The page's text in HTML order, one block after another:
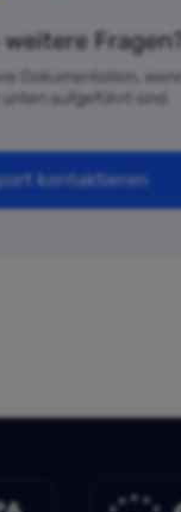
weitere
Dokumentation,
unten aufgeführt sind.
kontaktieren